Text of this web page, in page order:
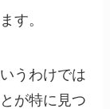
す。
うわけでは
が特に見つ